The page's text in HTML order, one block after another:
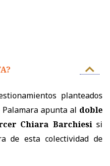
planteados
apunta al doble
Chiara Barchiesisi
de esta colectividad de